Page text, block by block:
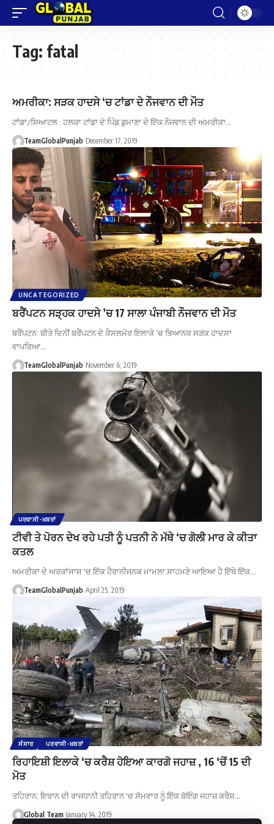
Tag: fatal
ਅਮਰੀਕਾ: ਸੜਕ ਹਾਦਸੇ ‘ਚ ਟਾਂਡਾ ਦੇ ਨੌਜਵਾਨ ਦੀ ਮੌਤ
ਟਾਂਡਾ/ਸਿਆਟਲ : ਹਲਕਾ ਟਾਂਡਾ ਦੇ ਪਿੰਡ ਡੁਮਾਣਾ ਦੇ ਇੱਕ ਨੌਜਵਾਨ ਦੀ ਅਮਰੀਕਾ…
TeamGlobalPunjab December 17, 2019
UNCATEGORIZED
ਬਰੈਂਪਟਨ ਸੜ੍ਹਕ ਹਾਦਸੇ ’ਚ 17 ਸਾਲਾ ਪੰਜਾਬੀ ਨੌਜਵਾਨ ਦੀ ਮੌਤ
ਬਰੈਂਪਟਨ: ਬੀਤੇ ਦਿਨੀਂ ਬਰੈਂਪਟਨ ਦੇ ਕੈਸਲਮੋਰ ਇਲਾਕੇ ’ਚ ਭਿਆਨਕ ਸੜਕ ਹਾਦਸਾ
ਵਾਪਰਿਆ…
TeamGlobalPunjab November 6, 2019
ਪਰਵਾਸੀ-ਖ਼ਬਰਾਂ
ਟੀਵੀ ਤੇ ਪੋਰਨ ਦੇਖ ਰਹੇ ਪਤੀ ਨੂੰ ਪਤਨੀ ਨੇ ਮੱਥੇ ‘ਚ ਗੋਲੀ ਮਾਰ ਕੇ ਕੀਤਾ
ਕਤਲ
ਅਮਰੀਕਾ ਦੇ ਅਰਕਾਂਸਾਸ 'ਚ ਇੱਕ ਹੈਰਾਨੀਜਨਕ ਮਾਮਲਾ ਸਾਹਮਣੇ ਆਇਆ ਹੈ ਇੱਥੇ ਇੱਕ…
TeamGlobalPunjab April 25, 2019
ਸੰਸਾਰ ਪਰਵਾਸੀ-ਖ਼ਬਰਾਂ
ਰਿਹਾਇਸ਼ੀ ਇਲਾਕੇ ‘ਚ ਕਰੈਸ਼ ਹੋਇਆ ਕਾਰਗੋ ਜਹਾਜ਼ , 16 ‘ਚੋਂ 15 ਦੀ
ਮੋਤ
ਤਹਿਰਾਨ: ਇਰਾਨ ਦੀ ਰਾਜਧਾਨੀ ਤਹਿਰਾਨ 'ਚ ਸੋਮਵਾਰ ਨੂੰ ਇੱਕ ਬੋਇੰਗ ਜਹਾਜ਼ ਕਰੈਸ਼…
Global Team January 14, 2019